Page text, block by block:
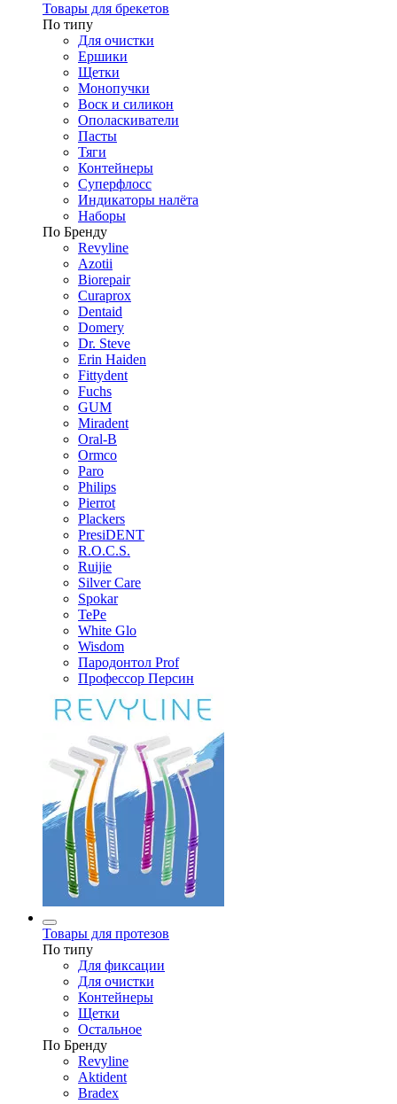
Товары для брекетов
По типу
Для очистки
Ершики
Щетки
Монопучки
Воск и силикон
Ополаскиватели
Пасты
Тяги
Контейнеры
Суперфлосс
Индикаторы налёта
Наборы
По Бренду
Revyline
Azotii
Biorepair
Curaprox
Dentaid
Domery
Dr. Steve
Erin Haiden
Fittydent
Fuchs
GUM
Miradent
Oral-B
Ormco
Paro
Philips
Pierrot
Plackers
PresiDENT
R.O.C.S.
Ruijie
Silver Care
Spokar
TePe
White Glo
Wisdom
Пародонтол Prof
Профессор Персин
Товары для протезов
По типу
Для фиксации
Для очистки
Контейнеры
Щетки
Остальное
По Бренду
Revyline
Aktident
Bradex